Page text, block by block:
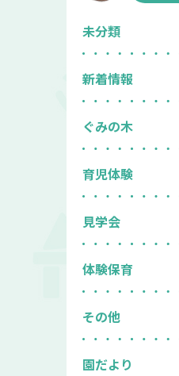
未分類
新着情報
ぐみの木
育児体験
見学会
体験保育
その他
園だより